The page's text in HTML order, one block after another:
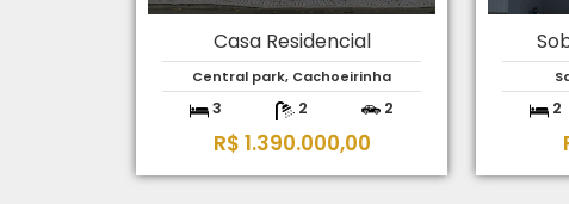
Casa Residencial
Central park, Cachoeirinha
3 2 2
R$ 1.390.000,00
2